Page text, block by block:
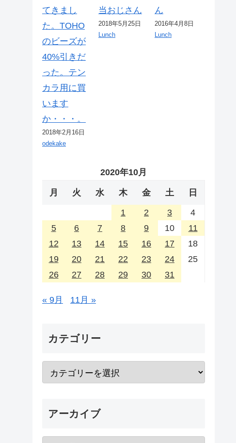
てきまし
た。TOHO
のビーズが
40%引きだ
った。テン
カラ用に買
います
か・・・。
2018年2月16日
odekake
当おじさん
2018年5月25日
Lunch
ん
2016年4月8日
Lunch
2020年10月
月 火 水 木 金 土 日
1 2 3
4
5
6 7 8 9 10
11
12
13 14 15 16 17
18
19
20 21 22 23 24
25
26
27 28 29 30 31
« 9月 11月 »
カテゴリー
アーカイブ